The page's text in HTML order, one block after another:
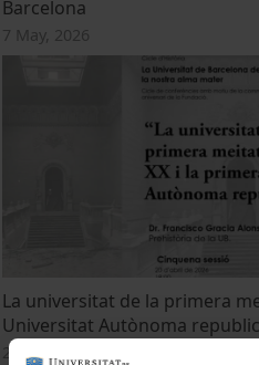
Barcelona
7 May, 2026
La universitat de la primera
Universitat Autònoma
20 April, 2026